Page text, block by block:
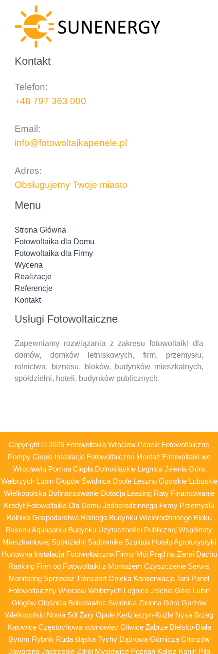
Kontakt
Telefon:
+48 797 363 000
Email:
info@fotowoltaikapenele.pl
Adres:
Obsługujemy Twoje miasto
Menu
Strona Główna
Fotowoltaika dla Domu
Fotowoltaika dla Firmy
Wycena
Realizacje
Referencje
Kontakt
Usługi Fotowoltaiczne
Zapewniamy rozwiązania z zakresu fotowoltaiki dla
domów, domków letniskowych, firm, przemysłu,
rolnictwa, biznesu, bloków, budynków mieszkalnych,
spółdzielni, hoteli, budynków publicznych.
Copyright © 2026 Fotowoltaika Wrocław Panele Fotowoltaiczne
Pompy Ciepła Instalacje Fotowoltaiczne Montaż Fotowoltaiki we
Wrocławiu Pompa Ciepła Dolnośląskie Legnica Jelenia Góra
Wałbrzych Lubin Głogów Świdnica Opole Leszno Opolskie Lubuskie
Wielkopolska Dofinansowanie Dotacja Leasing Raty Finansowanie
Kredyt Fotowoltaika Dla Domu Jednorodzinnego Firmy Przemysłu
Rolnika Gospodarstwa Rolnego Budynku Wielorodzinnego Bloku
Basenu Aquaparku Budynku Użyteczności Publicznej Wspólnoty
Mieszkaniowej Spółdzielni Sadownika Szpitala Hotelu Agroturystyki
Hurtowna Instalacja Fotowoltaiczna Firmy Mój Prąd na Ziemi Dachu
Ranking Firm od Fotowoltaiki z Montażem Czyszczenie Serwis
Monitoring Sprzedaż Transport Opieka Konserwacja Tani Panel
Fotowoltaiczny Wrocław Wałbrzych Legnica Jelenia Góra Lubin
Głogów Oleśnica Bolesławiec Świdnica Zielona Góra Gorzów
Wielkopolski Nowa Sól Żary Opole Kędzierzyn-Koźle Nysa Brzeg
Katowice Częstochowa sosnowiec Gliwice Zabrze Bielsko-Biała
Bytom Rybnik Ruda śląska Tychy Dąbrowa Górnicza Chorzów
Jaworzno Jastrzębie-Zdrój Mysłowice Poznań Kalisz Konin Piła